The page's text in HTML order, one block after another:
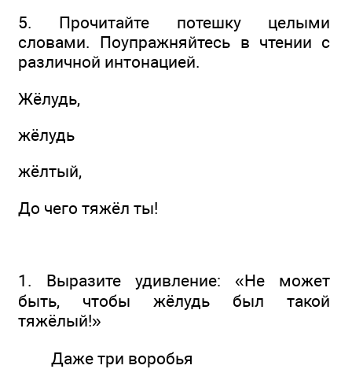
5. Прочитайте потешку целыми
словами. Поупражняйтесь в чтении с
различной интонацией.
Жёлудь,
жёлудь
жёлтый,
До чего тяжёл ты!
1. Выразите удивление: «Не может
быть, чтобы жёлудь был такой
тяжёлый!»
Даже три воробья